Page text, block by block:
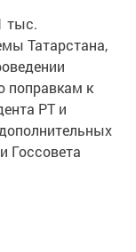
тыс.
Татарстана,
поправкам к
РТ и
Госсовета